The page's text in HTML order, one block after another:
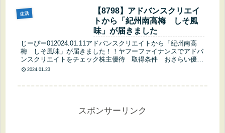
生活
【8798】アドバンスクリエイ
トから「紀州南高梅 しそ風
味」が届きました
じーぴー012024.01.11アドバンスクリエイトから「紀州南高
梅 しそ風味」が届きました！！ヤフーファイナンスでアドバ
ンスクリエイトをチェック株主優待 取得条件 おさらい優待
獲得株数優待内容名100株以上カタログギフト『フリージア』
2024.01.23
スポンサーリンク